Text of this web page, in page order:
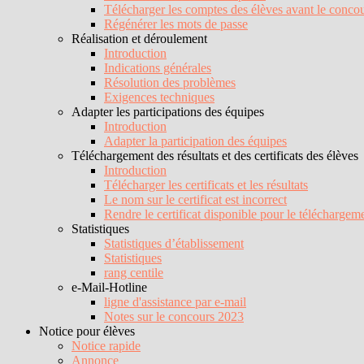
Télécharger les comptes des élèves avant le
Régénérer les mots de passe
Réalisation et déroulement
Introduction
Indications générales
Résolution des problèmes
Exigences techniques
Adapter les participations des équipes
Introduction
Adapter la participation des équipes
Téléchargement des résultats et des certificats des élèves
Introduction
Télécharger les certificats et les résultats
Le nom sur le certificat est incorrect
Rendre le certificat disponible pour le
Statistiques
Statistiques d’établissement
Statistiques
rang centile
e-Mail-Hotline
ligne d'assistance par e-mail
Notes sur le concours 2023
Notice pour élèves
Notice rapide
Annonce